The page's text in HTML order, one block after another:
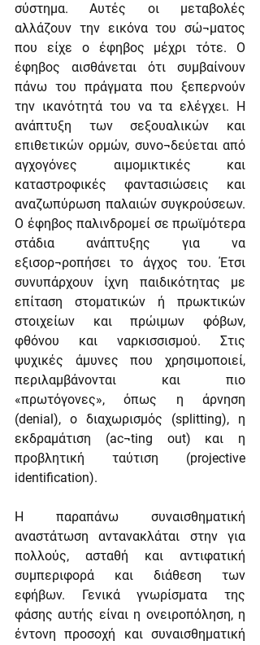
σύστημα. Αυτές οι μεταβολές
αλλάζουν την εικόνα του σώ¬ματος
που είχε ο έφηβος μέχρι τότε. Ο
έφηβος αισθάνεται ότι συμβαίνουν
πάνω του πράγματα που ξεπερνούν
την ικανότητά του να τα ελέγχει. Η
ανάπτυξη των σεξουαλικών και
επιθετικών ορμών, συνο¬δεύεται από
αγχογόνες αιμομικτικές και
καταστροφικές φαντασιώσεις και
αναζωπύρωση παλαιών συγκρούσεων.
Ο έφηβος παλινδρομεί σε πρωϊμότερα
στάδια ανάπτυξης για να
εξισορ¬ροπήσει το άγχος του. Έτσι
συνυπάρχουν ίχνη παιδικότητας με
επίταση στοματικών ή πρωκτικών
στοιχείων και πρώιμων φόβων,
φθόνου και ναρκισσισμού. Στις
ψυχικές άμυνες που χρησιμοποιεί,
περιλαμβάνονται και πιο
«πρωτόγονες», όπως η άρνηση
(denial), ο διαχωρισμός (splitting), η
εκδραμάτιση (ac¬ting out) και η
προβλητική ταύτιση (projective
identification).
Η παραπάνω συναισθηματική
αναστάτωση αντανακλάται στην για
πολλούς, ασταθή και αντιφατική
συμπεριφορά και διάθεση των
εφήβων. Γενικά γνωρίσματα της
φάσης αυτής είναι η ονειροπόληση, η
έντονη προσοχή και συναισθηματική